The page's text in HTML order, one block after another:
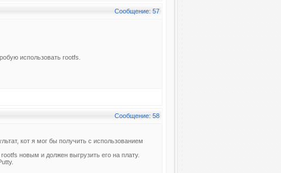
Сообщение: 57
использовать rootfs.
Сообщение: 58
кот я мог бы получить с использованием
новым и должен выгрузить его на плату.